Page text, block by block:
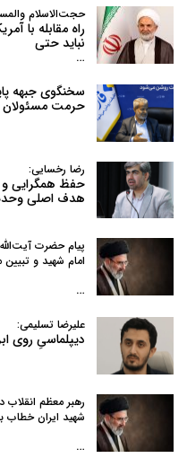
حجت‌الاسلام
راه مقابله با
نباید حتی
…
سخنگوی جبهه
حرمت
رضا رخسایی:
حفظ همگرایی
هدف اصلی وحدت
پیام حضرت
امام شهید و
…
علیرضا تسلیمی:
دیپلماسیِ روی
رهبر معظم
شهید ایران خطاب
…